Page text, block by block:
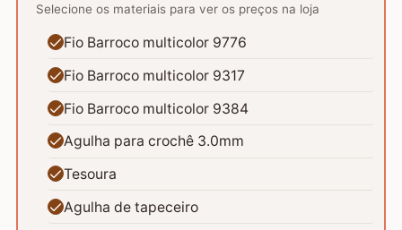
Selecione os materiais para ver os preços na loja
Fio Barroco multicolor 9776
Fio Barroco multicolor 9317
Fio Barroco multicolor 9384
Agulha para crochê 3.0mm
Tesoura
Agulha de tapeceiro